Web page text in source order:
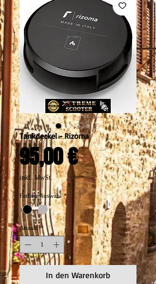
Tankdeckel - Rizoma
95,00 €Preis
inkl. MwSt.
Farben Auswahl *
Anzahl *
In den Warenkorb